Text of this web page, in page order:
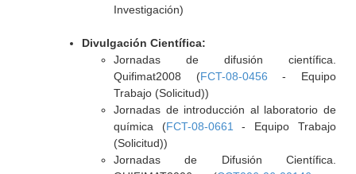
Investigación)
Divulgación Científica:
Jornadas de difusión científica.
Quifimat2008 (FCT-08-0456 - Equipo
Trabajo (Solicitud))
Jornadas de introducción al laboratorio de
química (FCT-08-0661
- Equipo Trabajo
(Solicitud))
Jornadas de Difusión Científica.